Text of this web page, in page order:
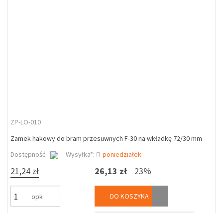
ZP-LO-010
Zamek hakowy do bram przesuwnych F-30 na wkładkę 72/30 mm
Dostępność
Wysyłka*: poniedziałek
21,24 zł
opk
26,13 zł 23%
DO KOSZYKA